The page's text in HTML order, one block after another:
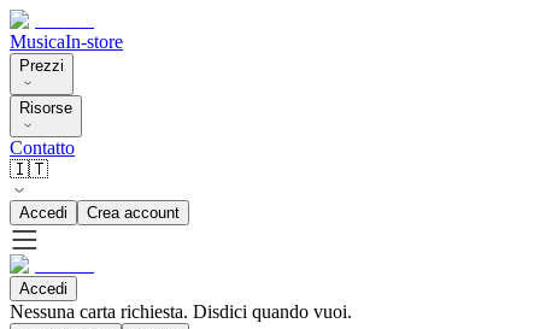
MusicaIn-store
Prezzi
Risorse
Contatto
🇮🇹
Accedi Crea account
Accedi
Nessuna carta richiesta. Disdici quando vuoi.